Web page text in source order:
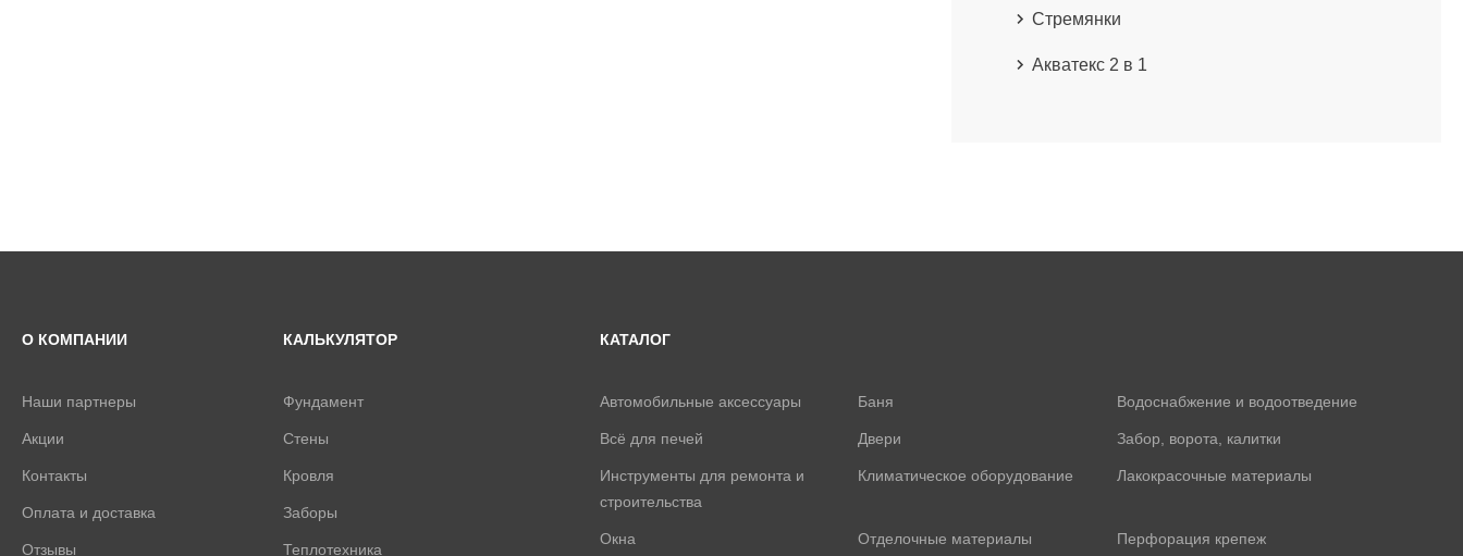
Стремянки
Акватекс 2 в 1
О КОМПАНИИ
Наши партнеры
Акции
Контакты
Оплата и доставка
Отзывы
КАЛЬКУЛЯТОР
Фундамент
Стены
Кровля
Заборы
Теплотехника
КАТАЛОГ
Автомобильные аксессуары Баня Водоснабжение и водоотведение
Всё для печей Двери Забор, ворота, калитки
Инструменты для ремонта и
строительства
Климатическое оборудование Лакокрасочные материалы
Окна Отделочные материалы Перфорация крепеж